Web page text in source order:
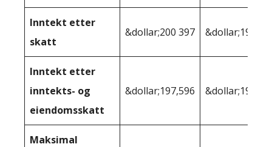
Inntekt etter
skatt
&dollar;200 397 &dollar;193
Inntekt etter
inntekts- og
eiendomsskatt
&dollar;197,596 &dollar;192
Maksimal